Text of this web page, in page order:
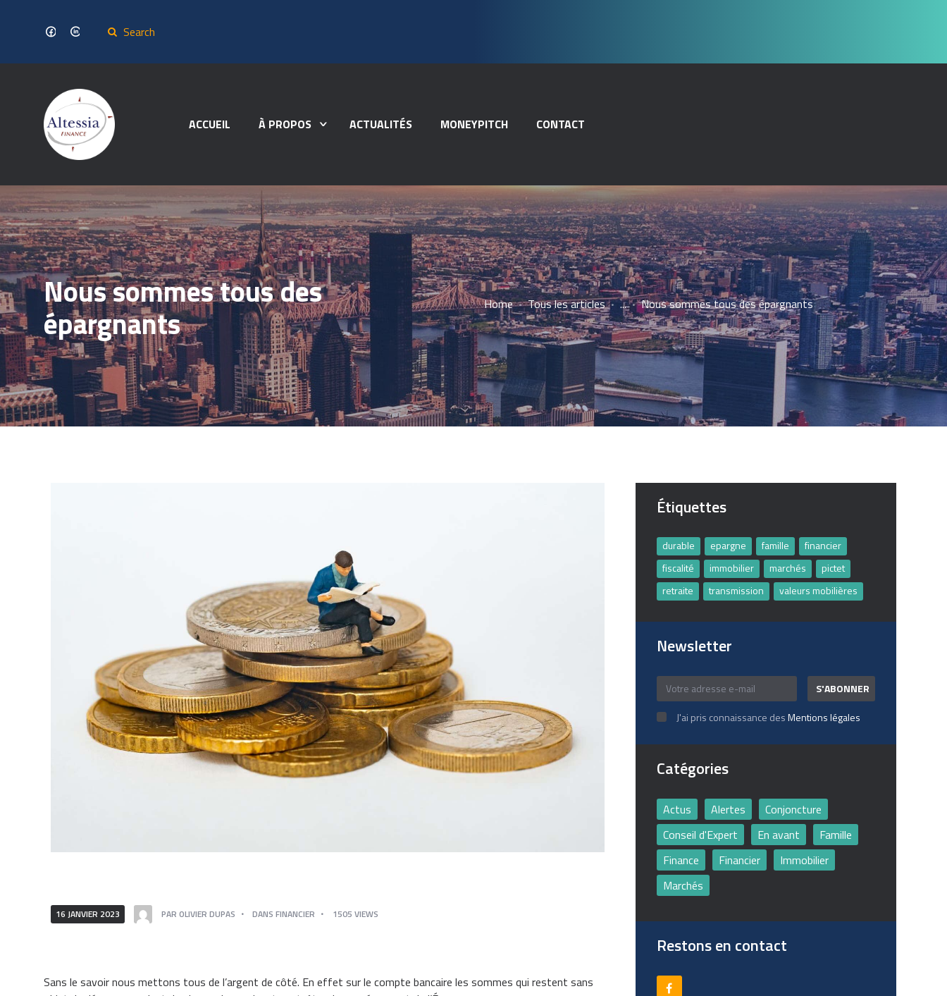
ACCUEIL À PROPOS ACTUALITÉS MONEYPITCH CONTACT
Nous sommes tous des
épargnants Home Tous les articles ... Nous sommes tous des épargnants
16 JANVIER 2023 PAR OLIVIER DUPAS DANSFINANCIER 1505 VIEWS
Sans le savoir nous mettons tous de l’argent de côté. En effet sur le compte bancaire les sommes qui restent sans
Étiquettes
durable epargne famille
financier
fiscalité
immobilier marchés
pictet
retraite
transmission valeurs mobilières
Newsletter
J'ai pris connaissance desMentions légales
Catégories
Actus Alertes
Conjoncture
Conseil d'Expert
En avant
Famille
Finance
Financier
Immobilier
Marchés
Restons en contact